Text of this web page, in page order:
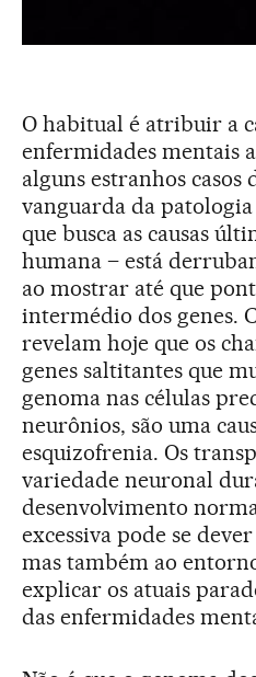
O habitual é atribuir a
enfermidades mentais
alguns estranhos
vanguarda da
que busca as causas
humana – está
ao mostrar até que
intermédio dos genes.
revelam hoje que os
genes saltitantes que
genoma nas células
neurônios, são uma
esquizofrenia. Os
variedade neuronal
desenvolvimento
excessiva pode se
mas também ao
explicar os atuais
das enfermidades